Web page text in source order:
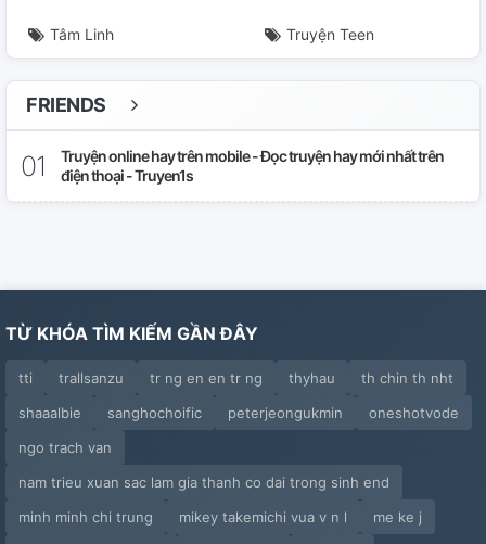
Tâm Linh Truyện Teen
FRIENDS
Truyện online hay trên mobile - Đọc truyện hay mới nhất trên
điện thoại - Truyen1s
TỪ KHÓA TÌM KIẾM GẦN ĐÂY
tti trallsanzu tr ng en en tr ng thyhau
th chin th nht
shaaalbie
sanghochoific peterjeongukmin
oneshotvode
ngo trach van
nam trieu xuan sac lam gia thanh co dai trong sinh end
minh minh chi trung
mikey takemichi vua v n l
me ke j